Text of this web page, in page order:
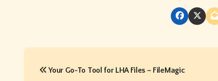
P
Your Go-To Tool for LHA Files – FileMagic